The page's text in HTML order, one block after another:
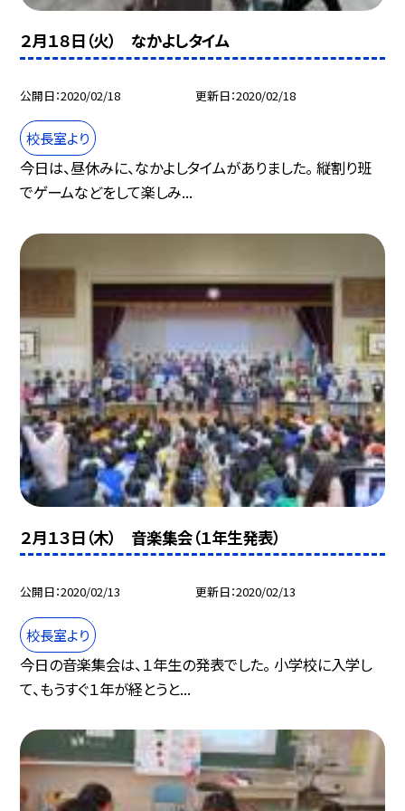
２月１８日（火） なかよしタイム
公開日 2020/02/18 更新日 2020/02/18
校長室より
今日は、昼休みに、なかよしタイムがありました。 縦割り班
でゲームなどをして楽しみ...
２月１３日（木） 音楽集会（１年生発表）
公開日 2020/02/13 更新日 2020/02/13
校長室より
今日の音楽集会は、１年生の発表でした。 小学校に入学し
て、もうすぐ１年が経とうと...